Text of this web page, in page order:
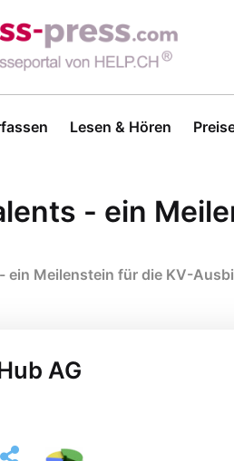
Lesen & Hören
- ein
ein Meilenstein für die KV-
AG